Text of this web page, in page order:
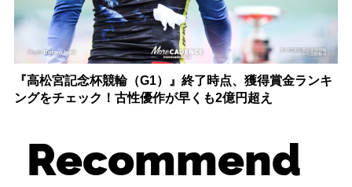
『高松宮記念杯競輪（G1）』終了時点、獲得賞金ランキ
ングをチェック！古性優作が早くも2億円超え
Recommend